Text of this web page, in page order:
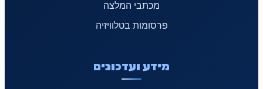
מכתבי המלצה
פרסומות בטלוויזיה
מידע ועדכונים